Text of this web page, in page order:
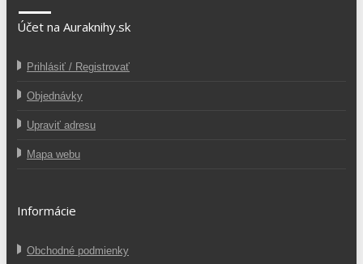
Účet na Auraknihy.sk
Prihlásiť / Registrovať
Objednávky
Upraviť adresu
Mapa webu
Informácie
Obchodné podmienky